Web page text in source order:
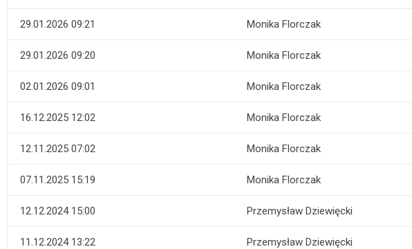
29.01.2026 09:21 Monika Florczak
29.01.2026 09:20 Monika Florczak
02.01.2026 09:01 Monika Florczak
16.12.2025 12:02 Monika Florczak
12.11.2025 07:02 Monika Florczak
07.11.2025 15:19 Monika Florczak
12.12.2024 15:00 Przemysław Dziewięcki
11.12.2024 13:22 Przemysław Dziewięcki